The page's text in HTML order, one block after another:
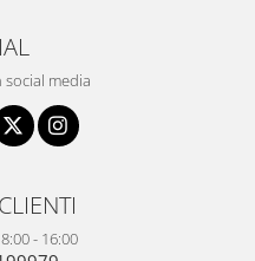
social media
- 16:00